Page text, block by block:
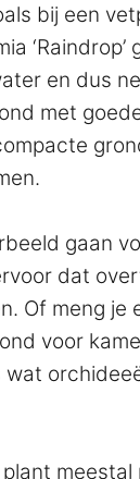
bij een
‘Raindrop’
en dus
met
gaan
dat
Of meng je
voor
meestal